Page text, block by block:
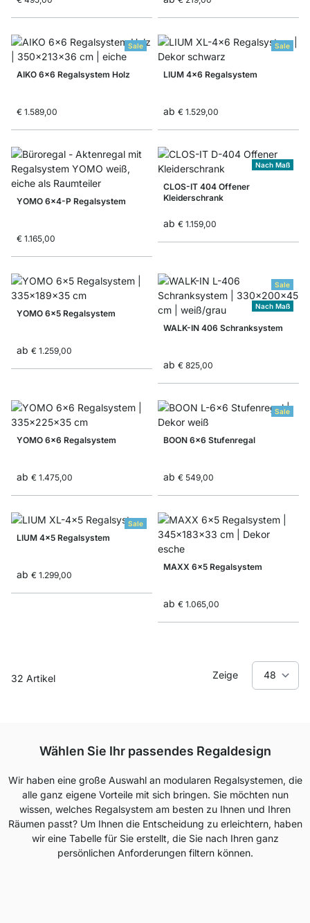
Sale
AIKO 6x6 Regalsystem Holz
€ 1.589,00
Sale
LIUM 4x6 Regalsystem
ab € 1.529,00
YOMO 6x4-P Regalsystem
€ 1.165,00
Nach Maß
CLOS-IT 404 Offener
Kleiderschrank
ab € 1.159,00
YOMO 6x5 Regalsystem
ab € 1.259,00
Sale
Nach Maß
WALK-IN 406 Schranksystem
ab € 825,00
YOMO 6x6 Regalsystem
ab € 1.475,00
Sale
BOON 6x6 Stufenregal
ab € 549,00
Sale
LIUM 4x5 Regalsystem
ab € 1.299,00
MAXX 6x5 Regalsystem
ab € 1.065,00
32 Artikel Zeige
Wählen Sie Ihr passendes Regaldesign
Wir haben eine große Auswahl an modularen Regalsystemen, die
alle ganz eigene Vorteile mit sich bringen. Sie möchten nun
wissen, welches Regalsystem am besten zu Ihnen und Ihren
Räumen passt? Um Ihnen die Entscheidung zu erleichtern, haben
wir eine Tabelle für Sie erstellt, die Sie nach Ihren ganz
persönlichen Anforderungen filtern können.